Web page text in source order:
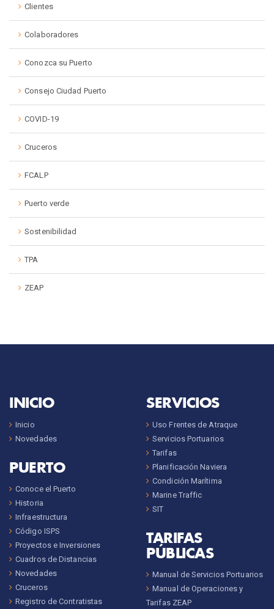
Clientes
Colaboradores
Conozca su Puerto
Consejo Ciudad Puerto
COVID-19
Cruceros
FCALP
Puerto verde
Sostenibilidad
TPA
ZEAP
INICIO
Inicio
Novedades
PUERTO
Conoce el Puerto
Historia
Infraestructura
Código ISPS
Proyectos e Inversiones
Cuadros de Distancias
Novedades
Cruceros
Registro de Contratistas
SERVICIOS
Uso Frentes de Atraque
Servicios Portuarios
Tarifas
Planificación Naviera
Condición Marítima
Marine Traffic
SIT
TARIFAS
PÚBLICAS
Manual de Servicios Portuarios
Manual de Operaciones y
Tarifas ZEAP